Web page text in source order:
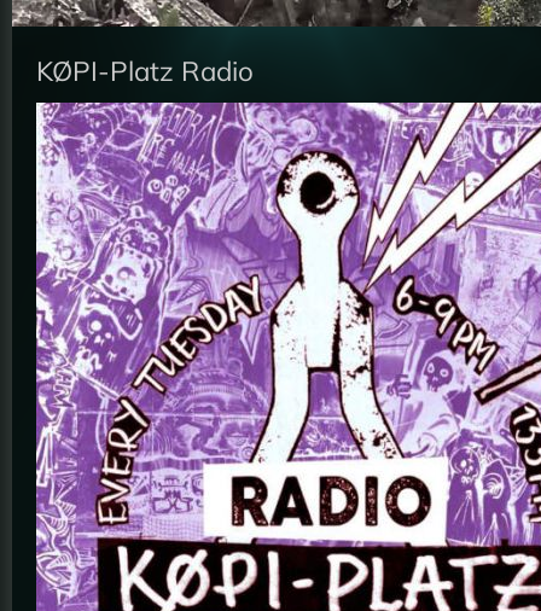
KØPI-Platz Radio